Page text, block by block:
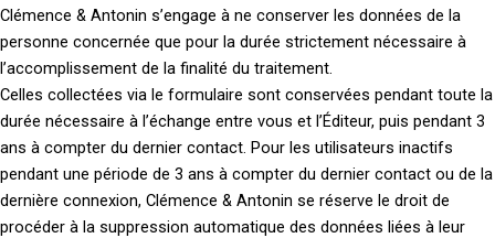
Clémence & Antonin s’engage à ne conserver les données de la
personne concernée que pour la durée strictement nécessaire à
l’accomplissement de la finalité du traitement.
Celles collectées via le formulaire sont conservées pendant toute la
durée nécessaire à l’échange entre vous et l’Éditeur, puis pendant 3
ans à compter du dernier contact. Pour les utilisateurs inactifs
pendant une période de 3 ans à compter du dernier contact ou de la
dernière connexion, Clémence & Antonin se réserve le droit de
procéder à la suppression automatique des données liées à leur